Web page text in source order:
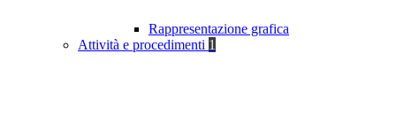
Rappresentazione grafica
Attività e procedimenti 1